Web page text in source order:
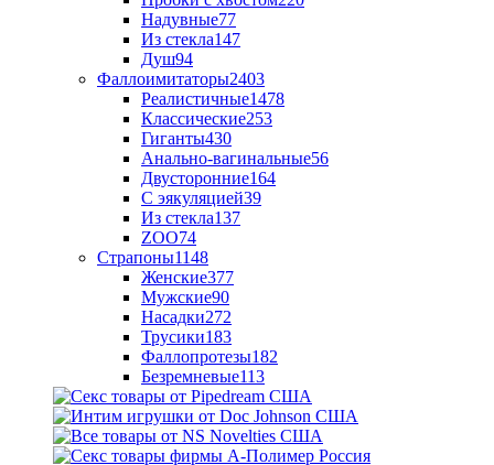
Надувные77
Из стекла147
Душ94
Фаллоимитаторы2403
Реалистичные1478
Классические253
Гиганты430
Анально-вагинальные56
Двусторонние164
С эякуляцией39
Из стекла137
ZOO74
Страпоны1148
Женские377
Мужские90
Насадки272
Трусики183
Фаллопротезы182
Безремневые113